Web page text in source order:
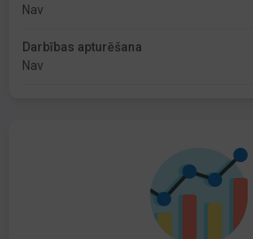
Nav
Darbības apturēšana
Nav